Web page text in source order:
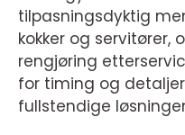
tilpasningsdyktig
kokker og servitører,
rengjøring
for timing og
fullstendige